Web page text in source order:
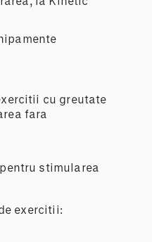
cu greutate
fara
stimularea
exercitii: